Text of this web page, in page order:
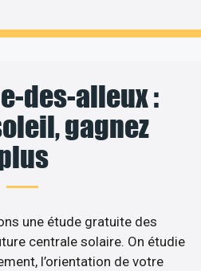
des-alleux :
gagnez
une étude gratuite des
centrale solaire. On étudie
l’orientation de votre